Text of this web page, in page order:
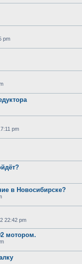
pm
pm
в Новосибирске?
22:42 pm
мотором.